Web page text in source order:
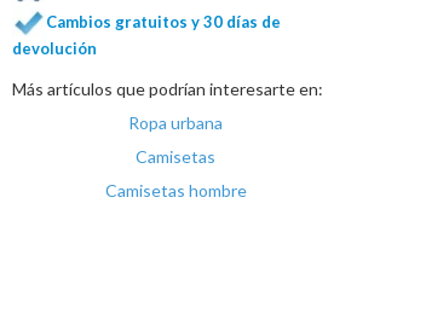
Cambios gratuitos y 30 días de
devolución
Más artículos que podrían interesarte en:
Ropa urbana
Camisetas
Camisetas hombre